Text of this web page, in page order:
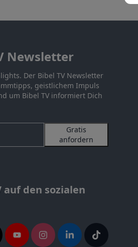
Newsletter
Der Bibel TV Newsletter
geistlichem Impuls
um Bibel TV informiert Dich
Gratis
anfordern
auf den sozialen